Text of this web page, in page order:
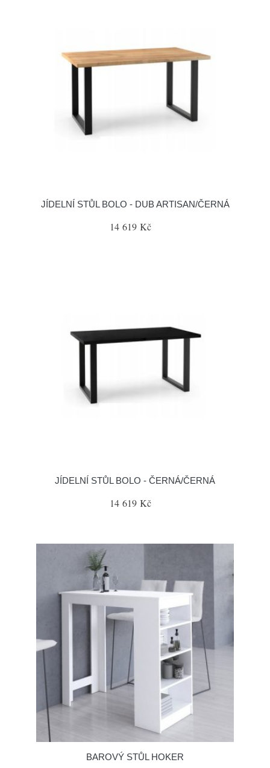
JÍDELNÍ STŮL BOLO - DUB ARTISAN/ČERNÁ
14 619 Kč
JÍDELNÍ STŮL BOLO - ČERNÁ/ČERNÁ
14 619 Kč
BAROVÝ STŮL HOKER